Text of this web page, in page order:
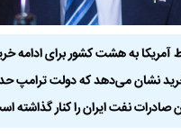
به هشت کشور برای ادامه
نشان می‌دهد که دولت ترامپ
نفت ایران را کنار گذاشته